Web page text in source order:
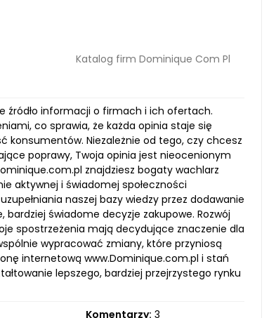
Katalog firm Dominique Com Pl
źródło informacji o firmach i ich ofertach.
co sprawia, że każda opinia staje się
konsumentów. Niezależnie od tego, czy chcesz
poprawy, Twoja opinia jest nieocenionym
znajdziesz bogaty wachlarz
aktywnej i świadomej społeczności
naszej bazy wiedzy przez dodawanie
świadome decyzje zakupowe. Rozwój
spostrzeżenia mają decydujące znaczenie dla
wypracować zmiany, które przyniosą
internetową www.Dominique.com.pl i stań
lepszego, bardziej przejrzystego rynku
Komentarzy: 3